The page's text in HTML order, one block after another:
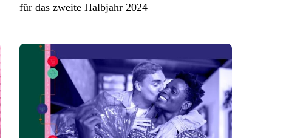
für das zweite Halbjahr 2024